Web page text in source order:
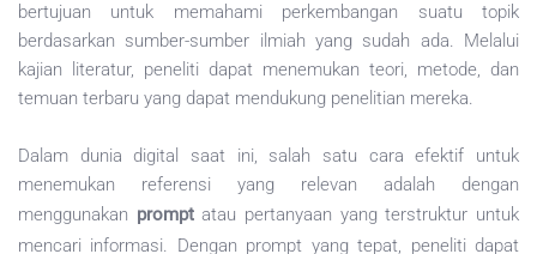
bertujuan untuk memahami perkembangan suatu topik
berdasarkan sumber-sumber ilmiah yang sudah ada. Melalui
kajian literatur, peneliti dapat menemukan teori, metode, dan
temuan terbaru yang dapat mendukung penelitian mereka.
Dalam dunia digital saat ini, salah satu cara efektif untuk
menemukan referensi yang relevan adalah dengan
menggunakan promptatau pertanyaan yang terstruktur untuk
mencari informasi. Dengan prompt yang tepat, peneliti dapat